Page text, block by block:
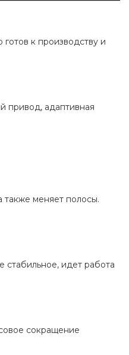
к производству и
привод, адаптивная
также меняет полосы.
идет работа
сокращение